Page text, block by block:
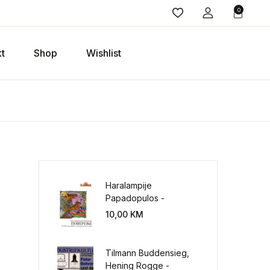
0
Shop Wishlist
Haralampije
Papadopulos -
Poverenje: sloboda od
10,00 KM
Tilmann Buddensieg,
Hening Rogge -